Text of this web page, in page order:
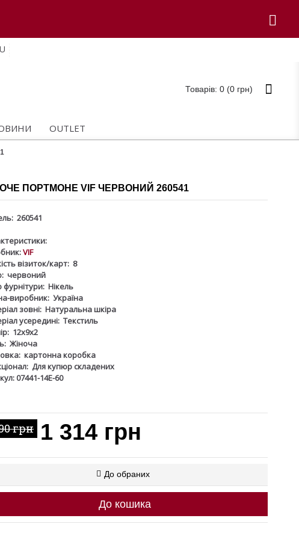
Товарів: 0 (0 грн)
OUTLET
ПОРТМОНЕ VIF ЧЕРВОНИЙ 260541
260541
VIF
візиток/карт: 8
червоний
фурнітури: Нікель
виробник: Україна
зовні: Натуральна шкіра
усередині: Текстиль
12х9х2
Жіноча
картонна коробка
Для купюр складених
07441-14Е-60
грн 1 314 грн
До обраних
До кошика